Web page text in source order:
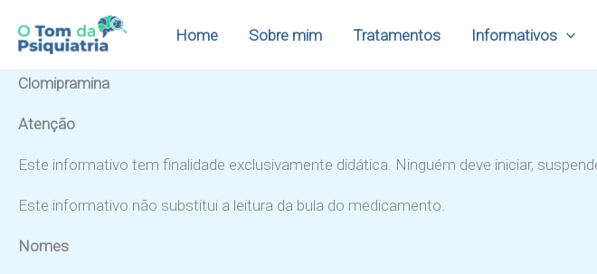
para
conteúdo
Home Sobre mim Tratamentos Informativos
Clomipramina
Atenção
Este informativo tem finalidade exclusivamente didática. Ninguém deve iniciar,
Este informativo não substitui a leitura da bula do medicamento.
Nomes